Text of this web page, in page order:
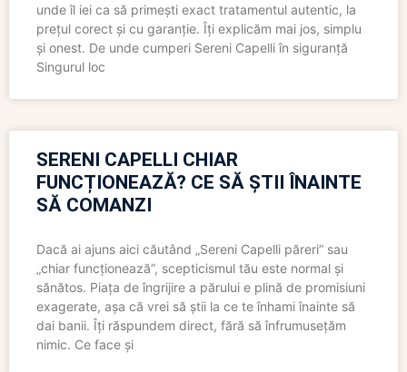
unde îl iei ca să primești exact tratamentul autentic, la
prețul corect și cu garanție. Îți explicăm mai jos, simplu
și onest. De unde cumperi Sereni Capelli în siguranță
Singurul loc
SERENI CAPELLI CHIAR
FUNCȚIONEAZĂ? CE SĂ ȘTII ÎNAINTE
SĂ COMANZI
Dacă ai ajuns aici căutând „Sereni Capelli păreri” sau
„chiar funcționează”, scepticismul tău este normal și
sănătos. Piața de îngrijire a părului e plină de promisiuni
exagerate, așa că vrei să știi la ce te înhami înainte să
dai banii. Îți răspundem direct, fără să înfrumusețăm
nimic. Ce face și